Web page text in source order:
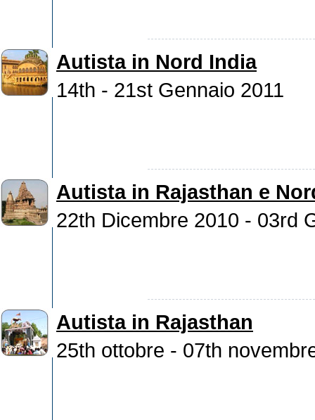
Autista in Nord India
14th - 21st Gennaio 2011
Autista in Rajasthan e
22th Dicembre 2010 - 03rd
Autista in Rajasthan
25th ottobre - 07th